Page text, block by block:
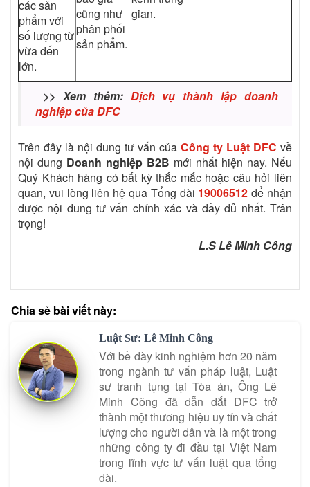
các sản
phẩm với
số lượng từ
vừa đến
lớn.
cũng như
phân phối
sản phẩm.
gian.
>> Xem thêm: Dịch vụ thành lập doanh
nghiệp của DFC
Trên đây là nội dung tư vấn của Công ty Luật DFC về
nội dung Doanh nghiệp B2B mới nhất hiện nay. Nếu
Quý Khách hàng có bất kỳ thắc mắc hoặc câu hỏi liên
quan, vui lòng liên hệ qua Tổng đài 19006512 để nhận
được nội dung tư vấn chính xác và đầy đủ nhất. Trân
trọng!
L.S Lê Minh Công
Chia sẻ bài viết này:
Luật Sư: Lê Minh Công
Với bề dày kinh nghiệm hơn 20 năm
trong ngành tư vấn pháp luật, Luật
sư tranh tụng tại Tòa án, Ông Lê
Minh Công đã dẫn dắt DFC trở
thành một thương hiệu uy tín và chất
lượng cho người dân và là một trong
những công ty đi đầu tại Việt Nam
trong lĩnh vực tư vấn luật qua tổng
đài.